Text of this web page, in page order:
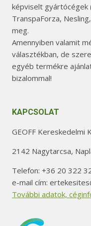
képviselt gyártócégek
TranspaForza,
meg.
Amennyiben valamit
választékban, de
egyéb termékre
bizalommal!
KAPCSOLAT
GEOFF Kereskedelmi
2142 Nagytarcsa,
Telefon: +36 20 322
e-mail cím:
További adatok,